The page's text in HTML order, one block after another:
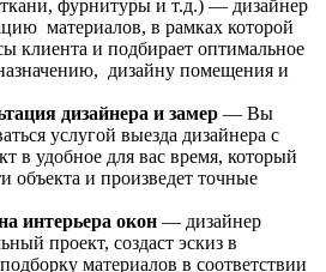
фурнитуры и т.д.) — дизайнер
материалов, в рамках которой
клиента и подбирает оптимальное
дизайну помещения и
дизайнера и замер — Вы
услугой выезда дизайнера с
в удобное для вас время, который
объекта и произведет точные
интерьера окон — дизайнер
проект, создаст эскиз в
материалов в соответствии